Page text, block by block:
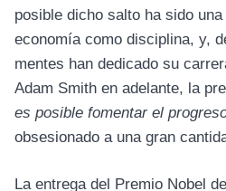
posible dicho salto ha sido
economía como disciplina, y,
mentes han dedicado su
Adam Smith en adelante, la
es posible fomentar el
obsesionado a una gran
La entrega del Premio Nobel